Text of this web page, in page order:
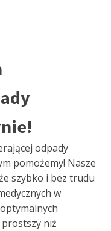
odpady
pomożemy! Nasze
szybko i bez trudu
w
niż